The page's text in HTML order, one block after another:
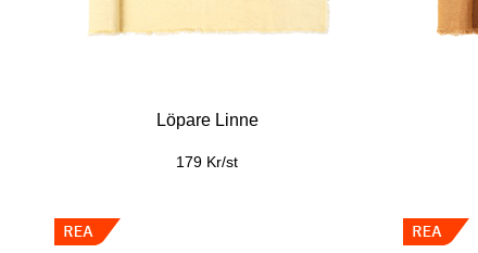
Löpare Linne
179 Kr/st